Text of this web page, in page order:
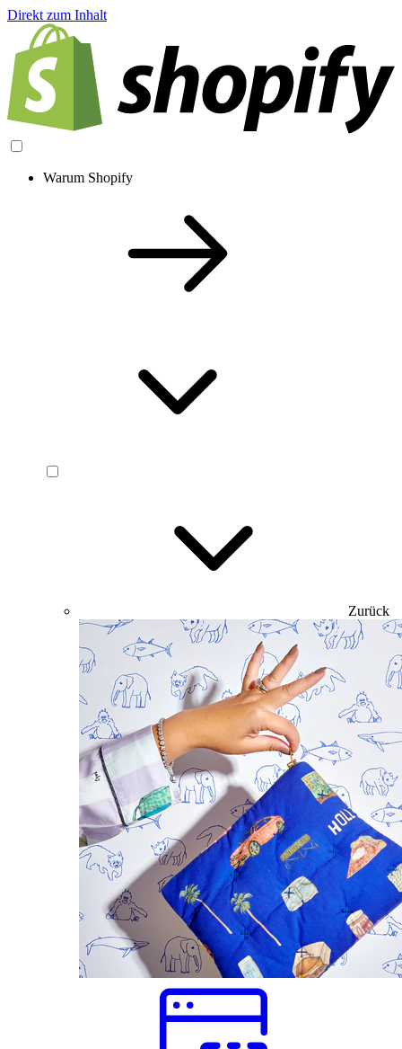
Direkt zum Inhalt
Warum Shopify
Zurück